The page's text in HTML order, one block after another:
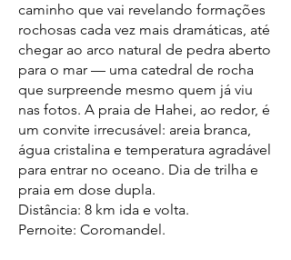
caminho que vai revelando formações
rochosas cada vez mais dramáticas, até
chegar ao arco natural de pedra aberto
para o mar — uma catedral de rocha
que surpreende mesmo quem já viu
nas fotos. A praia de Hahei, ao redor, é
um convite irrecusável: areia branca,
água cristalina e temperatura agradável
para entrar no oceano. Dia de trilha e
praia em dose dupla.
Distância: 8 km ida e volta.
Pernoite: Coromandel.